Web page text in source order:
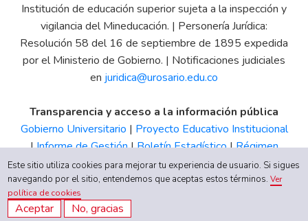
Institución de educación superior sujeta a la inspección y
vigilancia del Mineducación. | Personería Jurídica:
Resolución 58 del 16 de septiembre de 1895 expedida
por el Ministerio de Gobierno. | Notificaciones judiciales
en juridica@urosario.edu.co
Transparencia y acceso a la información pública
Gobierno Universitario | Proyecto Educativo Institucional
|Informe de Gestión|Boletín Estadístico|Régimen
Tributario|Estados Financieros |Código de Ética| Canal
de Integridad UR
Este sitio utiliza cookies para mejorar tu experiencia de usuario. Si sigues
navegando por el sitio, entendemos que aceptas estos términos.Ver
política de cookies
Aceptar No, gracias